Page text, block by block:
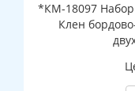
*КМ-18097 Набор
Клен